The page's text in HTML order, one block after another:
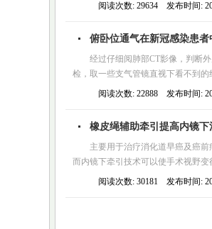
阅读次数: 29634 发布时间:
俯卧位通气在新冠感染患者
经过仔细阅肺部CT影像，判断
检，取一些支气管镜直视下看不到
阅读次数: 22888 发布时间:
橡皮绳辅助牵引提高内镜
主要用于治疗消化道早癌及癌
而内镜下牵引技术可以使手术视野
阅读次数: 30181 发布时间: